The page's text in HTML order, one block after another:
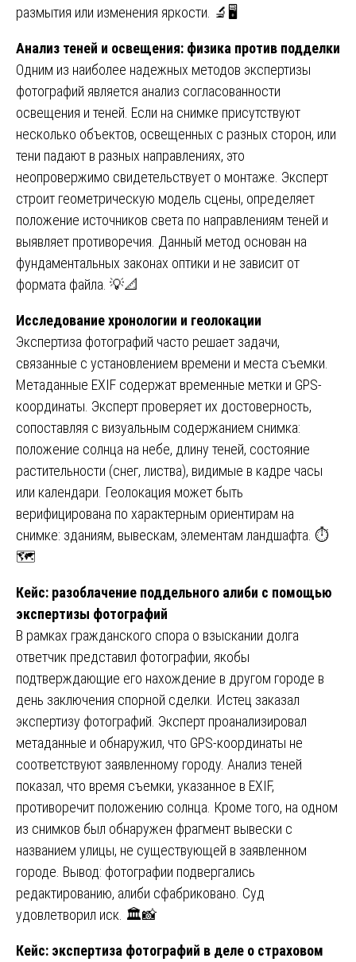
размытия или изменения яркости. 🔬🖥️
Анализ теней и освещения: физика против подделки
Одним из наиболее надежных методов экспертизы
фотографий является анализ согласованности
освещения и теней. Если на снимке присутствуют
несколько объектов, освещенных с разных сторон, или
тени падают в разных направлениях, это
неопровержимо свидетельствует о монтаже. Эксперт
строит геометрическую модель сцены, определяет
положение источников света по направлениям теней и
выявляет противоречия. Данный метод основан на
фундаментальных законах оптики и не зависит от
формата файла. 💡📐
Исследование хронологии и геолокации
Экспертиза фотографий часто решает задачи,
связанные с установлением времени и места съемки.
Метаданные EXIF содержат временные метки и GPS-
координаты. Эксперт проверяет их достоверность,
сопоставляя с визуальным содержанием снимка:
положение солнца на небе, длину теней, состояние
растительности (снег, листва), видимые в кадре часы
или календари. Геолокация может быть
верифицирована по характерным ориентирам на
снимке: зданиям, вывескам, элементам ландшафта. ⏱️
🗺️
Кейс: разоблачение поддельного алиби с помощью
экспертизы фотографий
В рамках гражданского спора о взыскании долга
ответчик представил фотографии, якобы
подтверждающие его нахождение в другом городе в
день заключения спорной сделки. Истец заказал
экспертизу фотографий. Эксперт проанализировал
метаданные и обнаружил, что GPS-координаты не
соответствуют заявленному городу. Анализ теней
показал, что время съемки, указанное в EXIF,
противоречит положению солнца. Кроме того, на одном
из снимков был обнаружен фрагмент вывески с
названием улицы, не существующей в заявленном
городе. Вывод: фотографии подвергались
редактированию, алиби сфабриковано. Суд
удовлетворил иск. 🏛️📸
Кейс: экспертиза фотографий в деле о страховом